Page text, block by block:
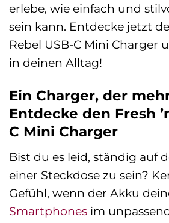
erlebe, wie einfach und
sein kann. Entdecke jetzt
Rebel USB-C Mini Charger
in deinen Alltag!
Ein Charger, der
Entdecke den Fresh
C Mini Charger
Bist du es leid, ständig auf
einer Steckdose zu sein?
Gefühl, wenn der Akku
Smartphones im